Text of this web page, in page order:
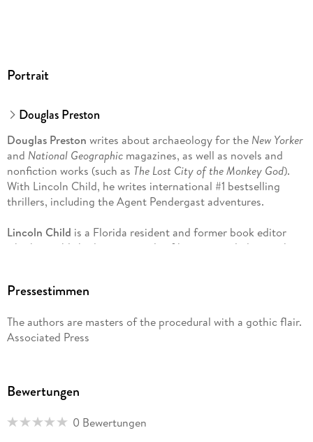
Portrait
Douglas Preston
Douglas Preston writes about archaeology for the New Yorker
and National Geographicmagazines, as well as novels and
nonfiction works (such as The Lost City of the Monkey God).
With Lincoln Child, he writes international #1 bestselling
thrillers, including the Agent Pendergast adventures.
Lincoln Child is a Florida resident and former book editor
who has published seven novels of his own, including such
including the Agent Pendergast adventures.
Readers can sign up for The Pendergast File, a 'strangely
com/PrestonandChild
Pressestimmen
The authors are masters of the procedural with a gothic flair.
Associated Press
Bewertungen
0 Bewertungen